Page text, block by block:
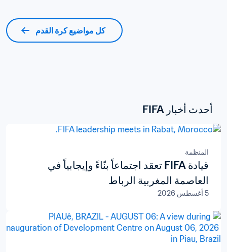
كل مواضيع كرة القدم
أحدث أخبار FIFA
المنظمة
قيادة FIFA تعقد اجتماعاً بنّاءً وإيجابياً في
العاصمة المغربية الرباط
5 أغسطس 2026